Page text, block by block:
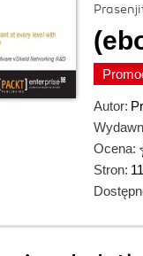
Autor:
Ocena:
Stron: